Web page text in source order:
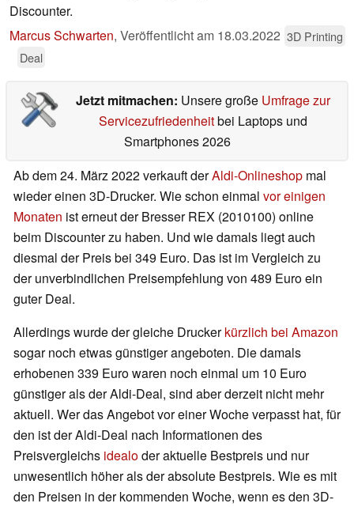
Discounter.
Marcus Schwarten, Veröffentlicht am 18.03.2022 3D Printing
Deal
Jetzt mitmachen: Unsere große Umfrage zur
Servicezufriedenheitbei Laptops und
Smartphones 2026
Ab dem 24. März 2022 verkauft derAldi-Onlineshop mal
wieder einen 3D-Drucker. Wie schon einmal vor einigen
Monaten ist erneut der Bresser REX (2010100) online
beim Discounter zu haben. Und wie damals liegt auch
diesmal der Preis bei 349 Euro. Das ist im Vergleich zu
der unverbindlichen Preisempfehlung von 489 Euro ein
guter Deal.
Allerdings wurde der gleiche Druckerkürzlich bei Amazon
sogar noch etwas günstiger angeboten. Die damals
erhobenen 339 Euro waren noch einmal um 10 Euro
günstiger als der Aldi-Deal, sind aber derzeit nicht mehr
aktuell. Wer das Angebot vor einer Woche verpasst hat, für
den ist der Aldi-Deal nach Informationen des
Preisvergleichs idealoder aktuelle Bestpreis und nur
unwesentlich höher als der absolute Bestpreis. Wie es mit
den Preisen in der kommenden Woche, wenn es den 3D-